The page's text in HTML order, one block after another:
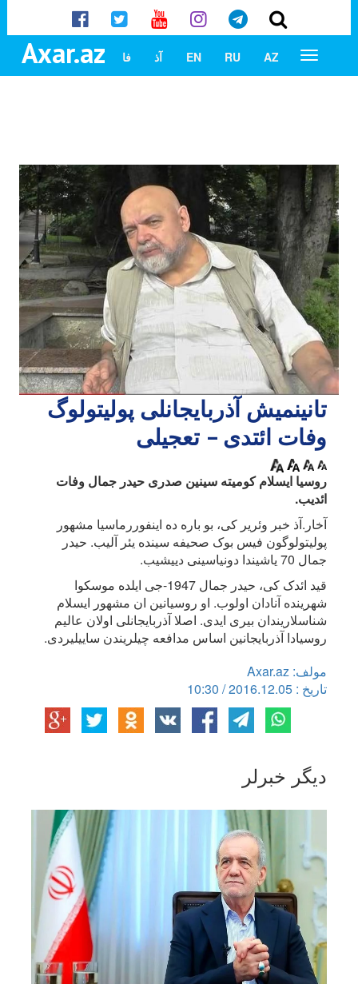
Axar.az AZ
RU
EN آذ فا
تانینمیش آذربایجانلی پولیتولوگ
وفات ائتدی – تعجیلی
روسیا ایسلام کومیته سینین صدری حیدر جمال وفات
ائدیب.
آخار.آذ خبر وئریر کی، بو باره ده اینفوررماسیا مشهور
پولیتولوگون فیس بوک صحیفه سینده یئر آلیب. حیدر
جمال 70 یاشیندا دونیاسینی دییشیب.
قید ائدک کی، حیدر جمال 1947-جی ایلده موسکوا
شهرینده آنادان اولوب. او روسیانین ان مشهور ایسلام
شناسلاریندان بیری ایدی. اصلا آذربایجانلی اولان عالیم
روسیادا آذربایجانین اساس مدافعه چیلریندن ساییلیردی.
مولف: Axar.az
تاریخ : 2016.12.05 / 10:30
دیگر خبرلر